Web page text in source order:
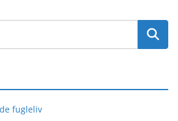
fugleliv